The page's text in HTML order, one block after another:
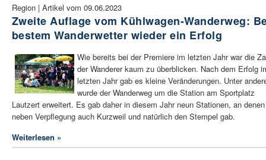
Region | Artikel vom 09.06.2023
Zweite Auflage vom Kühlwagen-Wanderweg:
bestem Wanderwetter wieder ein Erfolg
Wie bereits bei der Premiere im letzten Jahr war die
der Wanderer kaum zu überblicken. Nach dem Erfolg
letzten Jahr gab es kleine Veränderungen. Unter
wurde der Wanderweg um die Station am Sportplatz
Lautzert erweitert. Es gab daher in diesem Jahr neun Stationen, an
neben Verpflegung auch Kurzweil und natürlich den Stempel gab.
Weiterlesen »